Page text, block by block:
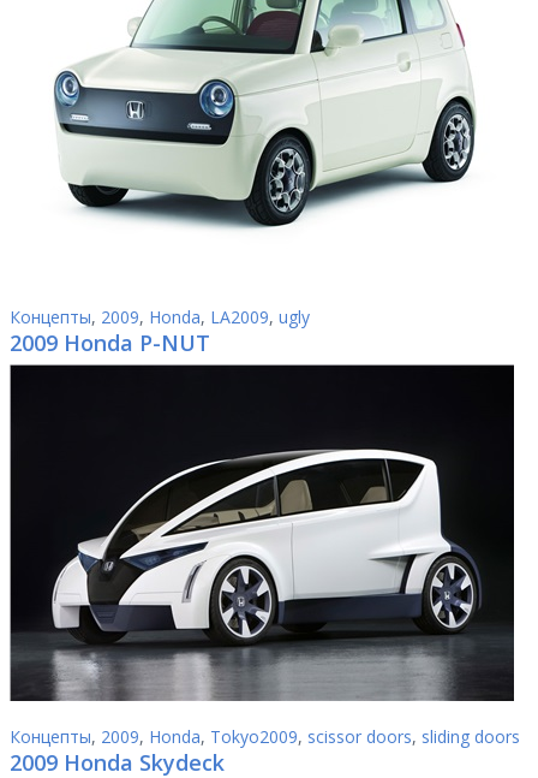
Концепты, 2009, Honda, LA2009, ugly
2009 Honda P-NUT
Концепты, 2009, Honda, Tokyo2009, scissor doors, sliding doors
2009 Honda Skydeck